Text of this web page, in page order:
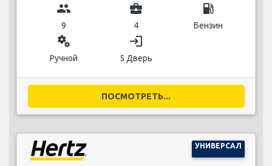
group
9
business_center
4
local_gas_station
Бензин
miscellaneous_services
Ручной
login
5 Дверь
ПОСМОТРЕТЬ...
УНИВЕРСАЛ